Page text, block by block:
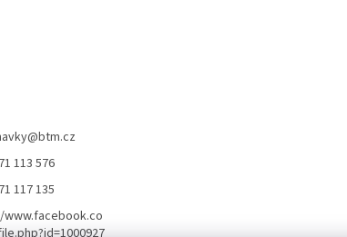
@btm.cz
113 576
117 135